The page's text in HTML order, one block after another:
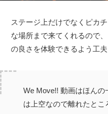
ステージ上だけでなくピカ
な場所まで来てくれるので
の良さを体験できるよう工
We Move!! 動画はほんの
は上空なので離れたと